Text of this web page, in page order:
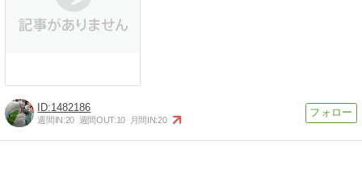
1482186
週間IN:20 週間OUT:10 月間IN:20